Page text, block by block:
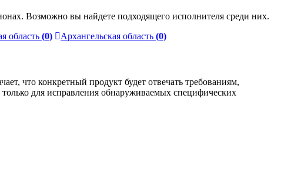
Возможно вы найдете подходящего исполнителя среди них.
область (0) Архангельская область (0)
что конкретный продукт будет отвечать требованиям,
для исправления обнаруживаемых специфических